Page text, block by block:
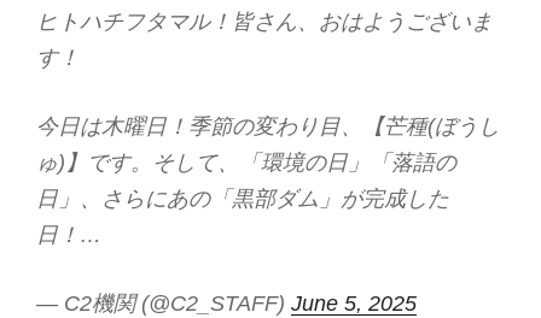
ヒトハチフタマル！皆さん、おはようございま
す！
今日は木曜日！季節の変わり目、【芒種(ぼうし
ゅ)】です。そして、「環境の日」「落語の
日」、さらにあの「黒部ダム」が完成した
日！…
— C2機関 (@C2_STAFF) June 5, 2025